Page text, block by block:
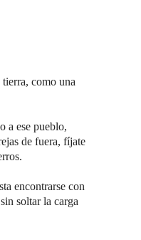
como una
a ese pueblo,
de fuera, fíjate
encontrarse con
soltar la carga